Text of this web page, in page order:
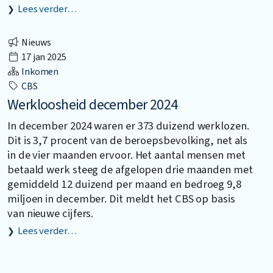
Lees verder…
Nieuws
17 jan 2025
Inkomen
CBS
Werkloosheid december 2024
In december 2024 waren er 373 duizend werklozen.
Dit is 3,7 procent van de beroepsbevolking, net als
in de vier maanden ervoor. Het aantal mensen met
betaald werk steeg de afgelopen drie maanden met
gemiddeld 12 duizend per maand en bedroeg 9,8
miljoen in december. Dit meldt het CBS op basis
van nieuwe cijfers.
Lees verder…